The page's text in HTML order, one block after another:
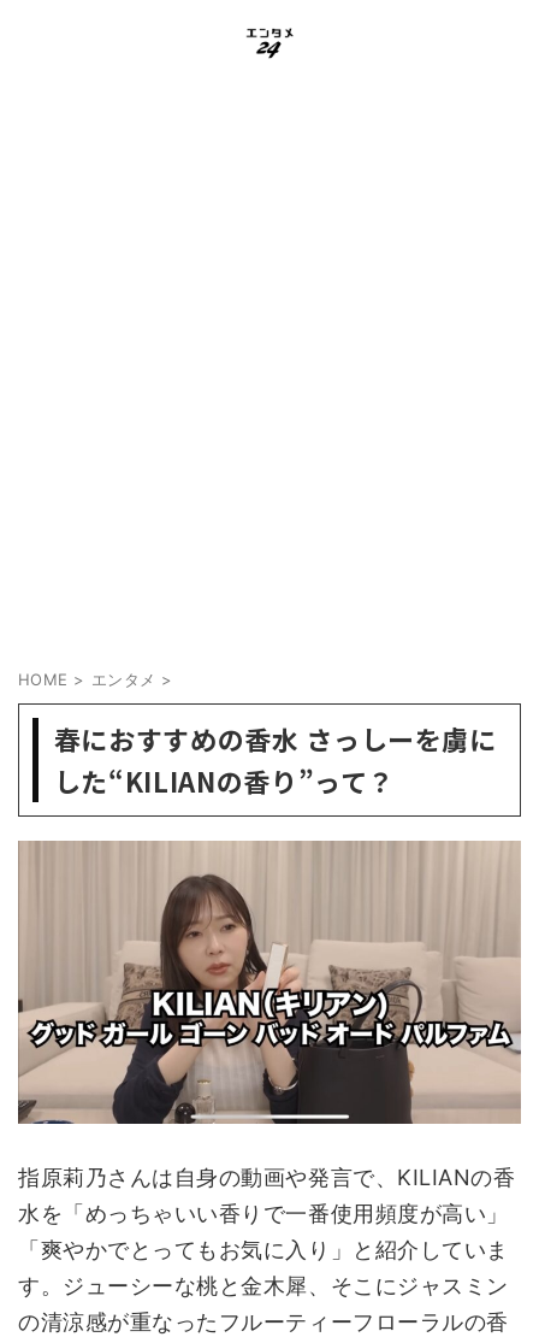
HOME > エンタメ >
春におすすめの香水 さっしーを虜に
した“KILIANの香り”って？
指原莉乃さんは自身の動画や発言で、KILIANの香
水を「めっちゃいい香りで一番使用頻度が高い」
「爽やかでとってもお気に入り」と紹介していま
す。ジューシーな桃と金木犀、そこにジャスミン
の清涼感が重なったフルーティーフローラルの香